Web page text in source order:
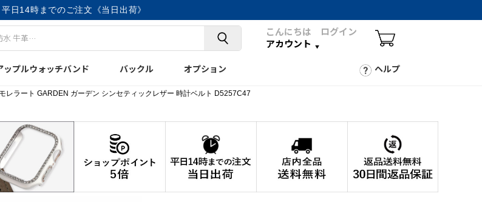
平日14時までのご注文《当日出荷》
こんにちは ログイン
アカウント
ップルウォッチバンド バックル オプション ヘルプ
レラート GARDEN ガーデン シンセティックレザー 時計ベルト D5257C47